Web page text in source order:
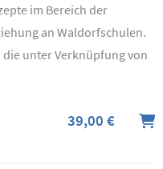
im Bereich der
an Waldorfschulen.
unter Verknüpfung von
39,00 €